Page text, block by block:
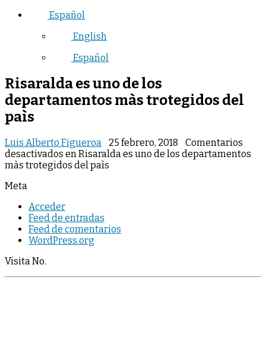
Español
English
Español
Risaralda es uno de los
departamentos màs trotegidos del
paìs
Luis Alberto Figueroa 25 febrero, 2018
Comentarios
desactivados en Risaralda es uno de los departamentos
màs trotegidos del paìs
Meta
Acceder
Feed de entradas
Feed de comentarios
WordPress.org
Visita No.